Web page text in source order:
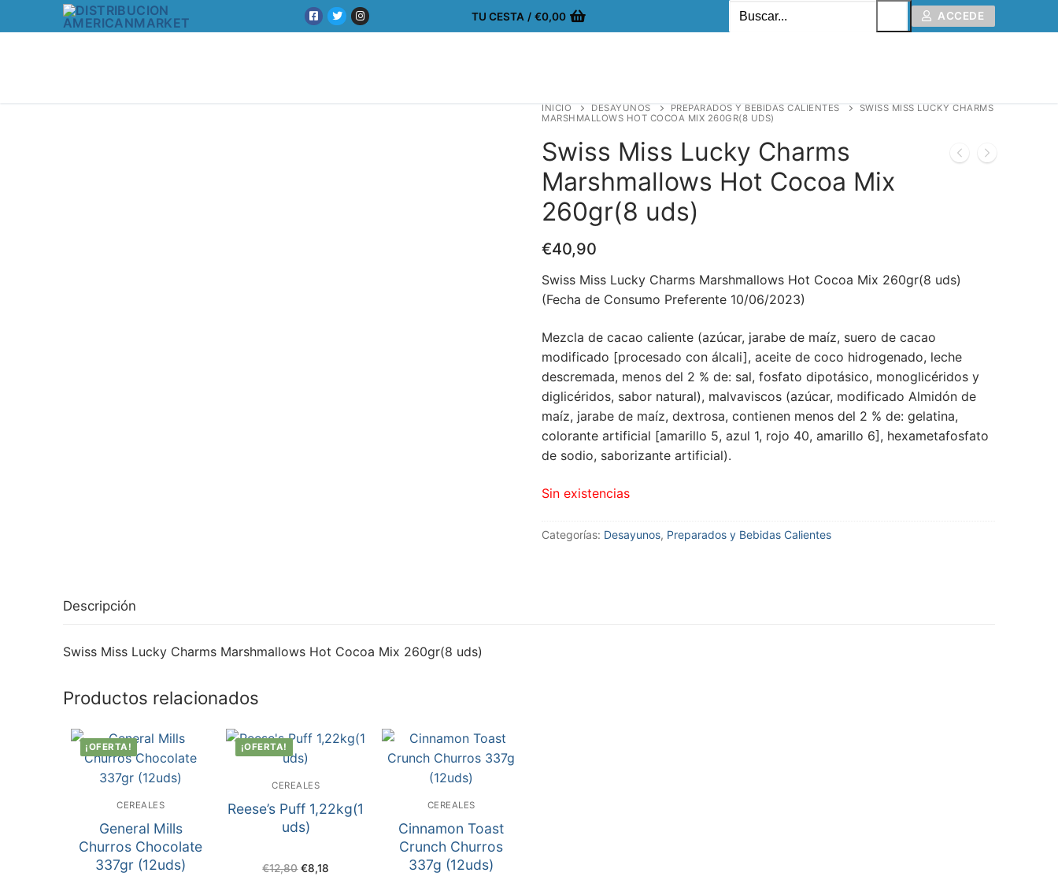
TU CESTA / €0,00 ACCEDE
INICIO DESAYUNOS PREPARADOS Y BEBIDAS CALIENTES
SWISS MISS LUCKY CHARMS
MARSHMALLOWS HOT COCOA MIX 260GR(8 UDS)
Swiss Miss Lucky Charms
Marshmallows Hot Cocoa Mix
260gr(8 uds)
€40,90
Swiss Miss Lucky Charms Marshmallows Hot Cocoa Mix 260gr(8 uds)
(Fecha de Consumo Preferente 10/06/2023)
Mezcla de cacao caliente (azúcar, jarabe de maíz, suero de cacao
modificado [procesado con álcali], aceite de coco hidrogenado, leche
descremada, menos del 2 % de: sal, fosfato dipotásico, monoglicéridos y
diglicéridos, sabor natural), malvaviscos (azúcar, modificado Almidón de
maíz, jarabe de maíz, dextrosa, contienen menos del 2 % de: gelatina,
colorante artificial [amarillo 5, azul 1, rojo 40, amarillo 6], hexametafosfato
de sodio, saborizante artificial).
Sin existencias
Categorías: Desayunos, Preparados y Bebidas Calientes
Descripción
Swiss Miss Lucky Charms Marshmallows Hot Cocoa Mix 260gr(8 uds)
Productos relacionados
¡OFERTA!
CEREALES
General Mills
Churros Chocolate
337gr (12uds)
¡OFERTA!
CEREALES
Reese’s Puff 1,22kg(1
uds)
€12,80 €8,18
CEREALES
Cinnamon Toast
Crunch Churros
337g (12uds)